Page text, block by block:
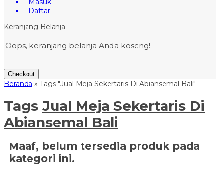
Masuk
Daftar
Keranjang Belanja
Oops, keranjang belanja Anda kosong!
Checkout
Beranda » Tags "Jual Meja Sekertaris Di Abiansemal Bali"
Tags Jual Meja Sekertaris Di
Abiansemal Bali
Maaf, belum tersedia produk pada
kategori ini.